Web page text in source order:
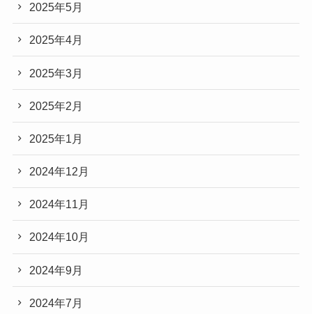
2025年5月
2025年4月
2025年3月
2025年2月
2025年1月
2024年12月
2024年11月
2024年10月
2024年9月
2024年7月